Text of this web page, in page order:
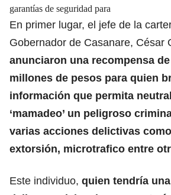
garantías de seguridad para
En primer lugar, el jefe de la
Gobernador de Casanare, César
anunciaron una recompensa
millones de pesos para quien
información que permita
‘mamadeo’ un peligroso
varias acciones delictivas
extorsión, microtrafico entre
Este individuo, quien tendría